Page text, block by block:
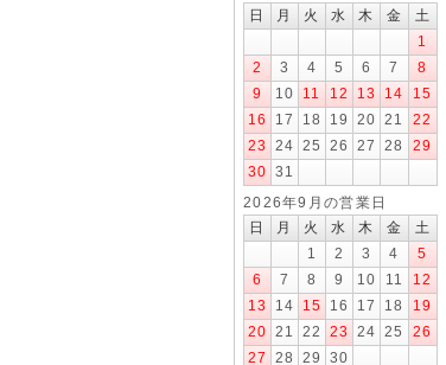
日
月 火 水 木 金
土
1
2
3 4 5 6 7
8
9
10 11 12 13 14
15
16
17 18 19 20 21
22
23 24 25 26 27 28
29
30 31
2026年9月の営業日
日
月 火 水 木 金
土
1
2 3 4
5
6
7 8 9 10 11
12
13
14 15 16 17 18
19
20 21 22 23 24 25
26
27
28 29 30